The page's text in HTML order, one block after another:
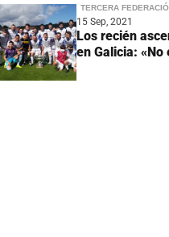
TERCERA
15 Sep, 2021
Los recién
en Galicia: «No